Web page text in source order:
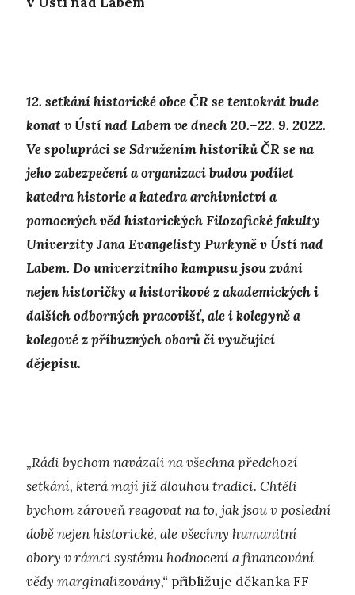
12. setkání historické obce ČR se tentokrát bude
konat v Ústí nad Labem ve dnech 20.–22. 9. 2022.
Ve spolupráci se Sdružením historiků ČR se na
jeho zabezpečení a organizaci budou podílet
katedra historie a katedra archivnictví a
pomocných věd historických Filozofické fakulty
Univerzity Jana Evangelisty Purkyně v Ústí nad
Labem. Do univerzitního kampusu jsou zváni
nejen historičky a historikové z akademických i
dalších odborných pracovišť, ale i kolegyně a
kolegové z příbuzných oborů či vyučující
dějepisu.
„Rádi bychom navázali na všechna předchozí
setkání, která mají již dlouhou tradici. Chtěli
bychom zároveň reagovat na to, jak jsou v poslední
době nejen historické, ale všechny humanitní
obory v rámci systému hodnocení a financování
vědy marginalizovány,“ přibližuje děkanka FF